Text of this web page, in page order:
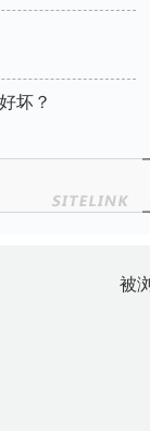
坏？
被